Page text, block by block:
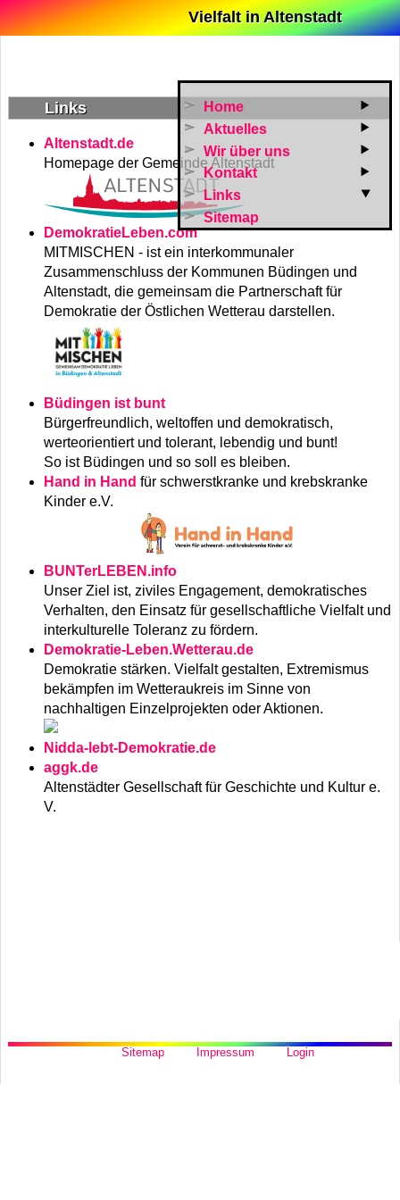
Vielfalt in Altenstadt
Home
Aktuelles
Wir über uns
Kontakt
Links
Sitemap
Links
Altenstadt.de
Homepage der Gemeinde Altenstadt
DemokratieLeben.com
MITMISCHEN - ist ein interkommunaler
Zusammenschluss der Kommunen Büdingen und
Altenstadt, die gemeinsam die Partnerschaft für
Demokratie der Östlichen Wetterau darstellen.
Büdingen ist bunt
Bürgerfreundlich, weltoffen und demokratisch,
werteorientiert und tolerant, lebendig und bunt!
So ist Büdingen und so soll es bleiben.
Hand in Hand für schwerstkranke und krebskranke
Kinder e.V.
BUNTerLEBEN.info
Unser Ziel ist, ziviles Engagement, demokratisches
Verhalten, den Einsatz für gesellschaftliche Vielfalt und
interkulturelle Toleranz zu fördern.
Demokratie-Leben.Wetterau.de
Demokratie stärken. Vielfalt gestalten, Extremismus
bekämpfen im Wetteraukreis im Sinne von
nachhaltigen Einzelprojekten oder Aktionen.
Nidda-lebt-Demokratie.de
aggk.de
Altenstädter Gesellschaft für Geschichte und Kultur e.
V.
Sitemap Impressum Login